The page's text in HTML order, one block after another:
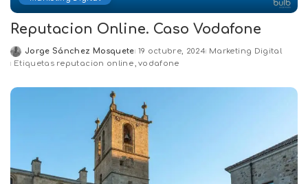
Reputacion Online. Caso Vodafone
Posted
by
Jorge Sánchez Mosquete 19 octubre, 2024 Marketing Digital
Etiquetas reputacion online vodafone